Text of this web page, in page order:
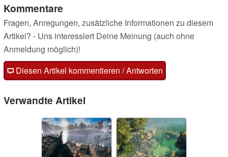
Kommentare
Fragen, Anregungen, zusätzliche Informationen zu diesem
Artikel? - Uns interessiert Deine Meinung (auch ohne
Anmeldung möglich)!
Diesen Artikel kommentieren / Antworten
Verwandte Artikel